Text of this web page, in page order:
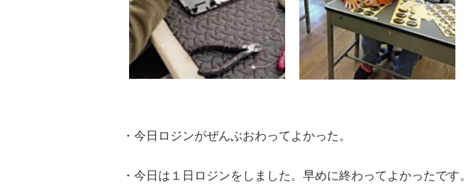
・今日ロジンがぜんぶおわってよかった。
・今日は１日ロジンをしました。早めに終わってよかったです。